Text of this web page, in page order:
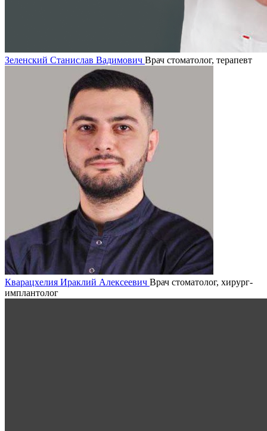
Зеленский Станислав Вадимович Врач стоматолог, терапевт
Кварацхелия Ираклий Алексеевич Врач стоматолог, хирург-
имплантолог